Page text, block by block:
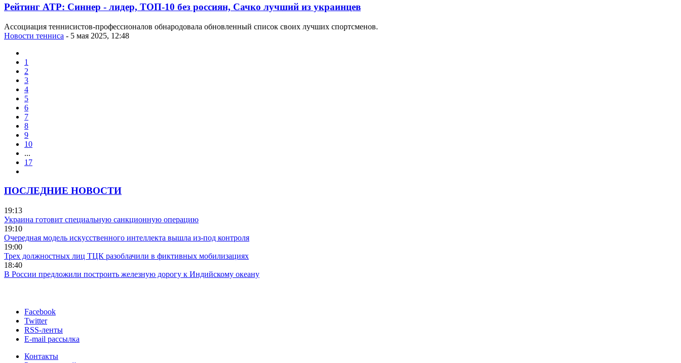
Рейтинг ATP: Синнер - лидер, ТОП-10 без россиян, Сачко лучший из украинцев
Ассоциация теннисистов-профессионалов обнародовала обновленный список своих лучших спортсменов.
Новости тенниса - 5 мая 2025, 12:48
1
2
3
4
5
6
7
8
9
10
...
17
ПОСЛЕДНИЕ НОВОСТИ
19:13
Украина готовит специальную санкционную операцию
19:10
Очередная модель искусственного интеллекта вышла из-под контроля
19:00
Трех должностных лиц ТЦК разоблачили в фиктивных мобилизациях
18:40
В России предложили построить железную дорогу к Индийскому океану
Facebook
Twitter
RSS-ленты
E-mail рассылка
Контакты